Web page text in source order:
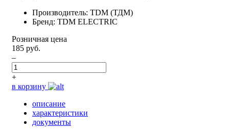
Производитель: TDM (ТДМ)
Бренд: TDM ELECTRIC
Розничная цена
185 руб.
–
+
в корзину
описание
характеристики
документы